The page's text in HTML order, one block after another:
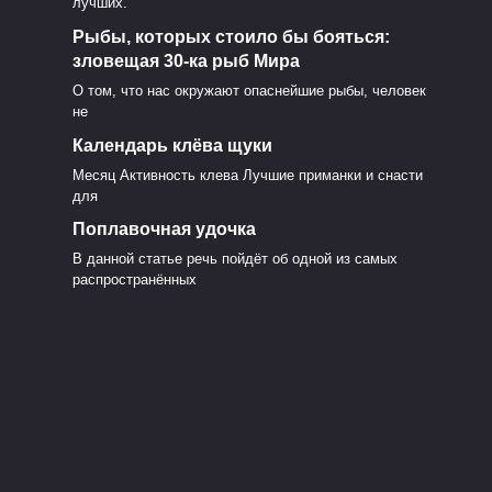
Заглянем в нутро: из чего
состоит современная
0 1.5к.
Рыбы, которых стоило бы бояться:
зловещая 30-ка рыб Мира
О том, что нас окружают опаснейшие рыбы, человек
не
Календарь клёва щуки
Месяц Активность клева Лучшие приманки и снасти
для
Поплавочная удочка
В данной статье речь пойдёт об одной из самых
распространённых